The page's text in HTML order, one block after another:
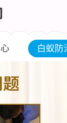
白蚁防